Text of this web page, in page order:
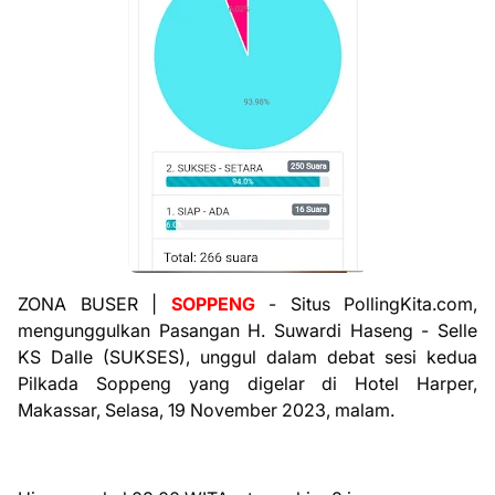
ZONA BUSER | SOPPENG- Situs PollingKita.com,
mengunggulkan Pasangan H. Suwardi Haseng - Selle
KS Dalle (SUKSES), unggul dalam debat sesi kedua
Pilkada Soppeng yang digelar di Hotel Harper,
Makassar, Selasa, 19 November 2023, malam.